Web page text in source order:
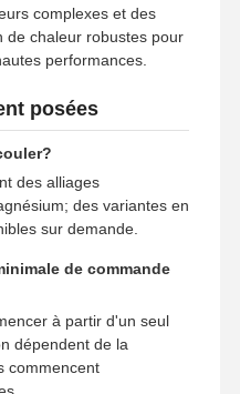
complexes et des
de chaleur robustes pour
performances.
posées
des alliages
des variantes en
sur demande.
de commande
à partir d'un seul
dépendent de la
commencent